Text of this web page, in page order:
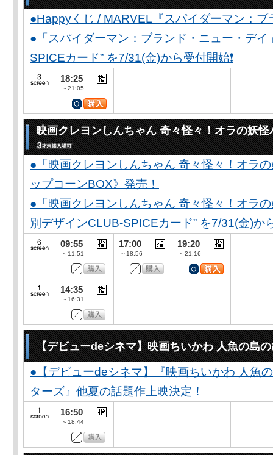
●Happyくじ / MARVEL『スパイダーマン：
●「スパイダーマン：ブランド・ニュー・デ
SPICEカード” を7/31(金)から受付開始❗️
18:25
～21:05
映画クレヨンしんちゃん 奇々怪々！オラの妖怪
●「映画クレヨンしんちゃん 奇々怪々！オラ
ップコーンBOX》発売！
●「映画クレヨンしんちゃん 奇々怪々！オラ
別デザインCLUB-SPICEカード” を7/31(金)か
09:55
～11:51
17:00
～18:56
19:20
～21:16
14:35
～16:31
【デビューdeシネマ】映画ちいかわ 人魚の島
●【デビューdeシネマ】『映画ちいかわ 人魚
ターズ』他夏の話題作上映決定！
16:50
～18:44